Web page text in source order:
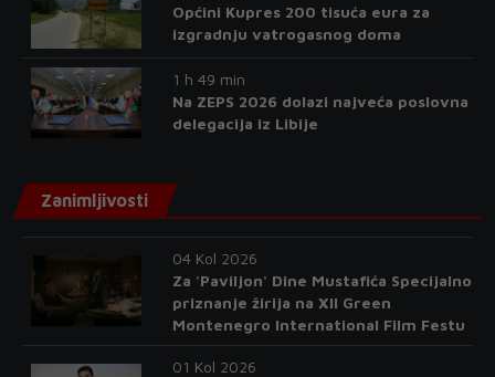
Općini Kupres 200 tisuća eura za
izgradnju vatrogasnog doma
1 h 49 min
Na ZEPS 2026 dolazi najveća poslovna
delegacija iz Libije
Zanimljivosti
04 Kol 2026
Za 'Paviljon' Dine Mustafića Specijalno
priznanje žirija na XII Green
Montenegro International Film Festu
01 Kol 2026